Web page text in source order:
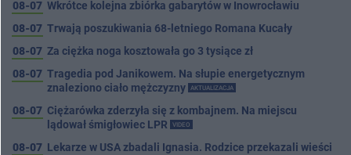
08-07 Wkrótce kolejna zbiórka gabarytów w Inowrocławiu
08-07 Trwają poszukiwania 68-letniego Romana Kucały
08-07 Za ciężka noga kosztowała go 3 tysiące zł
08-07 Tragedia pod Janikowem. Na słupie energetycznym
znaleziono ciało mężczyzny
AKTUALIZACJA
08-07 Ciężarówka zderzyła się z kombajnem. Na miejscu
lądował śmigłowiec LPR
VIDEO
08-07 Lekarze w USA zbadali Ignasia. Rodzice przekazali wieści